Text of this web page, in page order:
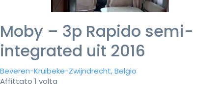
Moby – 3p Rapido semi-
integrated uit 2016
Beveren-Kruibeke-Zwijndrecht, Belgio
Affittato 1 volta